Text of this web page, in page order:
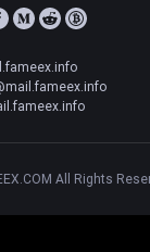
All Rights